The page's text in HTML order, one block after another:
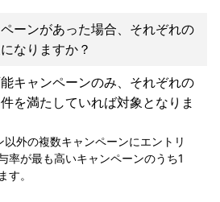
ーンがあった場合、それぞれの
なりますか？
キャンペーンのみ、それぞれの
を満たしていれば対象となりま
外の複数キャンペーンにエントリ
率が最も高いキャンペーンのうち1
す。